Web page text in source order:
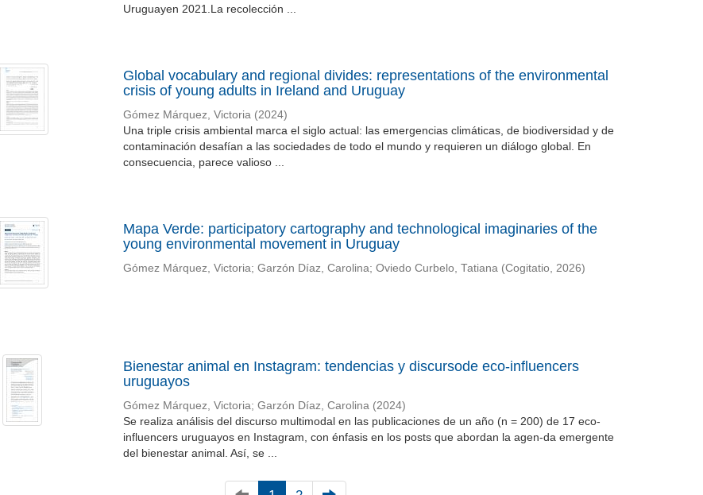
Uruguayen 2021.La recolección ...
Global vocabulary and regional divides: representations of the environmental
crisis of young adults in Ireland and Uruguay
Gómez Márquez, Victoria (2024)
Una triple crisis ambiental marca el siglo actual: las emergencias climáticas, de biodiversidad y de
contaminación desafían a las sociedades de todo el mundo y requieren un diálogo global. En
consecuencia, parece valioso ...
Mapa Verde: participatory cartography and technological imaginaries of the
young environmental movement in Uruguay
Gómez Márquez, Victoria; Garzón Díaz, Carolina; Oviedo Curbelo, Tatiana (Cogitatio, 2026)
Bienestar animal en Instagram: tendencias y discursode eco-influencers
uruguayos
Gómez Márquez, Victoria; Garzón Díaz, Carolina (2024)
Se realiza análisis del discurso multimodal en las publicaciones de un año (n = 200) de 17 eco-
influencers uruguayos en Instagram, con énfasis en los posts que abordan la agen-da emergente
del bienestar animal. Así, se ...